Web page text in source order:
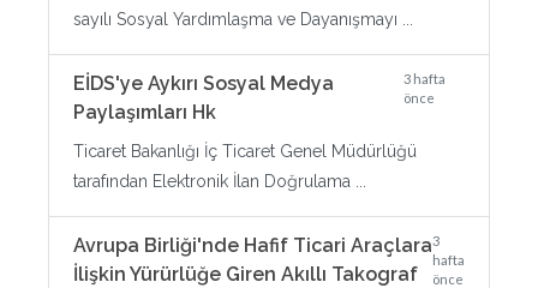
sayılı Sosyal Yardımlaşma ve Dayanışmayı ...
EİDS'ye Aykırı Sosyal Medya
Paylaşımları Hk
3 hafta
önce
Ticaret Bakanlığı İç Ticaret Genel Müdürlüğü
tarafından Elektronik İlan Doğrulama ...
Avrupa Birliği'nde Hafif Ticari Araçlara
İlişkin Yürürlüğe Giren Akıllı Takograf
3
hafta
önce